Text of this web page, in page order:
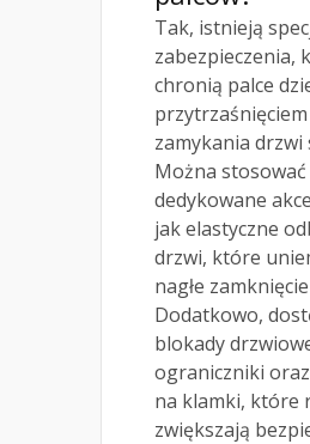
Tak, istnieją
zabezpieczenia,
chronią palce
zamykania drzwi
Można stosować
dedykowane
jak elastyczne
drzwi, które
nagłe
Dodatkowo,
blokady
ograniczniki oraz
na klamki, które
zwiększają